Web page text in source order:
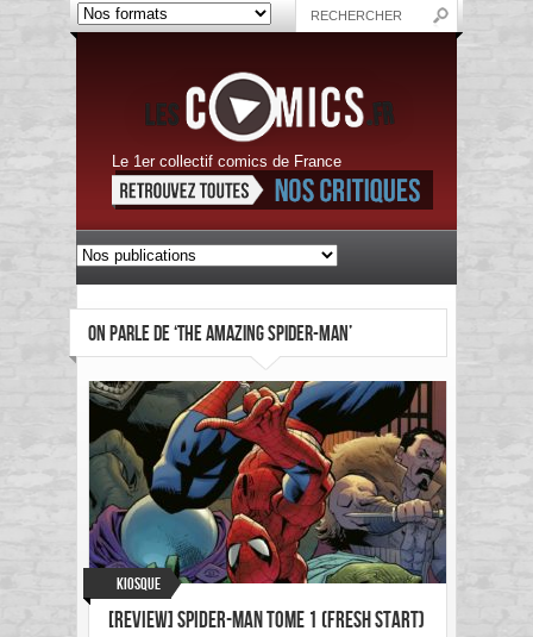
Le 1er collectif comics de France
ON PARLE DE ‘THE AMAZING SPIDER-MAN’
Kiosque
[Review] Spider-Man Tome 1 (Fresh Start)